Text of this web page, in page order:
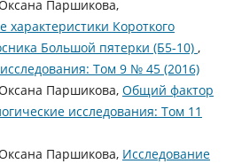
Паршикова,
характеристики Короткого
Большой пятерки (Б5-10) ,
Том 9 № 45 (2016)
Паршикова, Общий фактор
исследования: Том 11
Паршикова, Исследование